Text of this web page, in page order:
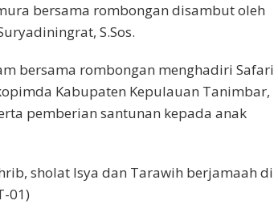
bersama rombongan disambut oleh
S.Sos.
bersama rombongan menghadiri Safari
Kabupaten Kepulauan Tanimbar,
pemberian santunan kepada anak
sholat Isya dan Tarawih berjamaah di
01)